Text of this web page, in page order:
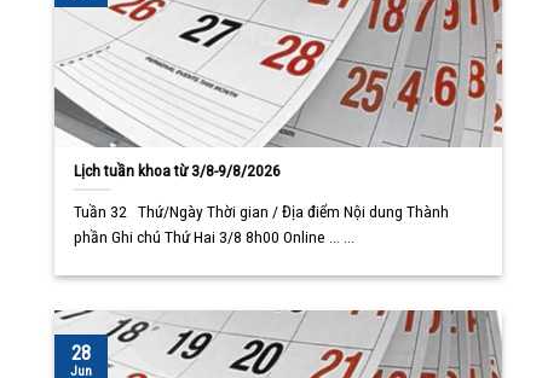
Lịch tuần khoa từ 3/8-9/8/2026
Tuần 32 Thứ/Ngày Thời gian / Địa điểm Nội dung Thành
phần Ghi chú Thứ Hai 3/8 8h00 Online ... ...
28
Jun